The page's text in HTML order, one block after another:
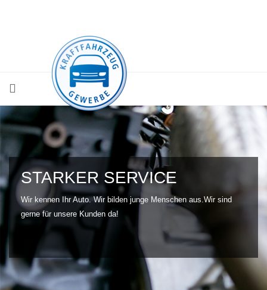
STARKER SERVICE
Wir kennen Ihr Auto. Wir bilden junge Menschen aus.Wir sind
gerne für unsere Kunden da!